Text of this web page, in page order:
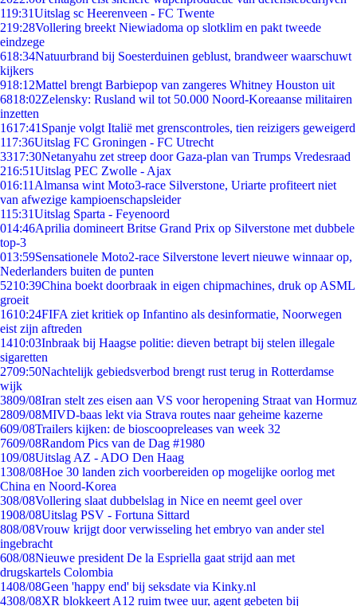
119:31Uitslag sc Heerenveen - FC Twente
219:28Vollering breekt Niewiadoma op slotklim en pakt tweede
eindzege
618:34Natuurbrand bij Soesterduinen geblust, brandweer waarschuwt
kijkers
918:12Mattel brengt Barbiepop van zangeres Whitney Houston uit
6818:02Zelensky: Rusland wil tot 50.000 Noord-Koreaanse militairen
inzetten
1617:41 Spanje volgt Italië met grenscontroles, tien reizigers geweigerd
117:36Uitslag FC Groningen - FC Utrecht
3317:30Netanyahu zet streep door Gaza-plan van Trumps Vredesraad
216:51Uitslag PEC Zwolle - Ajax
016:11 Almansa wint Moto3-race Silverstone, Uriarte profiteert niet
van afwezige kampioenschapsleider
115:31Uitslag Sparta - Feyenoord
014:46Aprilia domineert Britse Grand Prix op Silverstone met dubbele
top-3
013:59Sensationele Moto2-race Silverstone levert nieuwe winnaar op,
Nederlanders buiten de punten
5210:39China boekt doorbraak in eigen chipmachines, druk op ASML
groeit
1610:24FIFA ziet kritiek op Infantino als desinformatie, Noorwegen
eist zijn aftreden
1410:03Inbraak bij Haagse politie: dieven betrapt bij stelen illegale
sigaretten
2709:50Nachtelijk gebiedsverbod brengt rust terug in Rotterdamse
wijk
3809/08Iran stelt zes eisen aan VS voor heropening Straat van Hormuz
2809/08MIVD-baas lekt via Strava routes naar geheime kazerne
609/08Trailers kijken: de bioscoopreleases van week 32
7609/08Random Pics van de Dag #1980
109/08Uitslag AZ - ADO Den Haag
1308/08Hoe 30 landen zich voorbereiden op mogelijke oorlog met
China en Noord-Korea
308/08Vollering slaat dubbelslag in Nice en neemt geel over
1908/08Uitslag PSV - Fortuna Sittard
808/08Vrouw krijgt door verwisseling het embryo van ander stel
ingebracht
608/08Nieuwe president De la Espriella gaat strijd aan met
drugskartels Colombia
1408/08Geen 'happy end' bij seksdate via Kinky.nl
4308/08XR blokkeert A12 ruim twee uur, agent gebeten bij